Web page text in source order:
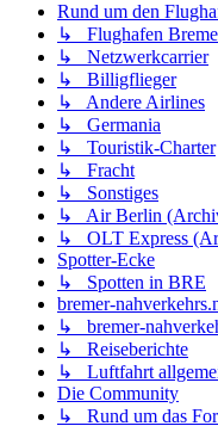
Rund um den
↳ Flughafen
↳ Netzwerkcarrier
↳ Billigflieger
↳ Andere Airlines
↳ Germania
↳ Touristik-Charter
↳ Fracht
↳ Sonstiges
↳ Air Berlin
↳ OLT Express
Spotter-Ecke
↳ Spotten in BRE
bremer-
↳ bremer-
↳ Reiseberichte
↳ Luftfahrt
Die Community
↳ Rund um das